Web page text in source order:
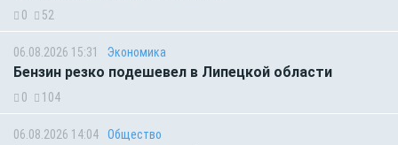
0 52
06.08.2026 15:31 Экономика
Бензин резко подешевел в Липецкой области
0 104
06.08.2026 14:04 Общество